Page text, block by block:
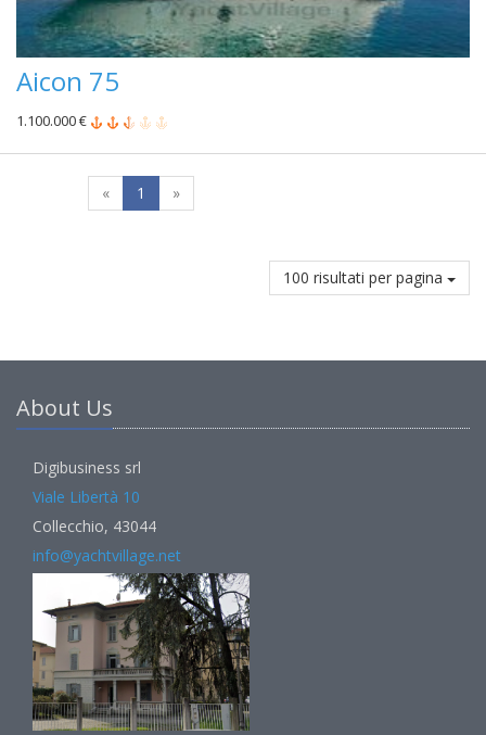
Aicon 75
1.100.000 €
« 1 »
100 risultati per pagina
About Us
Digibusiness srl
Viale Libertà 10
Collecchio, 43044
info@yachtvillage.net